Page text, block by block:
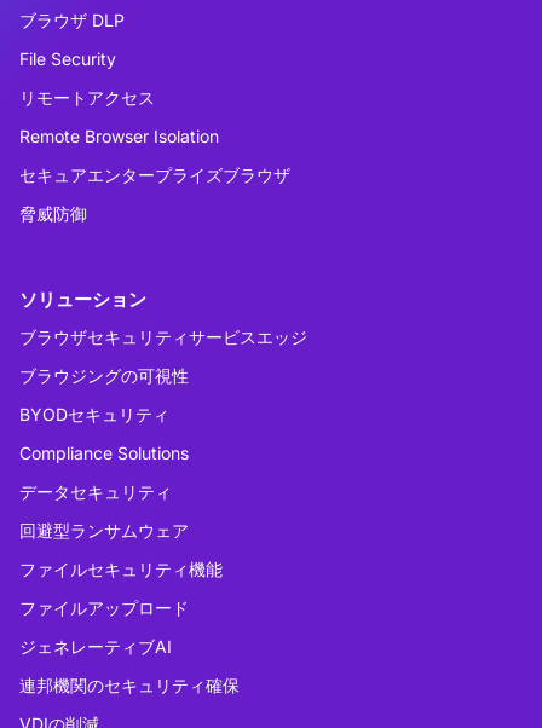
ブラウザ DLP
File Security
リモートアクセス
Remote Browser Isolation
セキュアエンタープライズブラウザ
脅威防御
ソリューション
ブラウザセキュリティサービスエッジ
ブラウジングの可視性
BYODセキュリティ
Compliance Solutions
データセキュリティ
回避型ランサムウェア
ファイルセキュリティ機能
ファイルアップロード
ジェネレーティブAI
連邦機関のセキュリティ確保
VDIの削減